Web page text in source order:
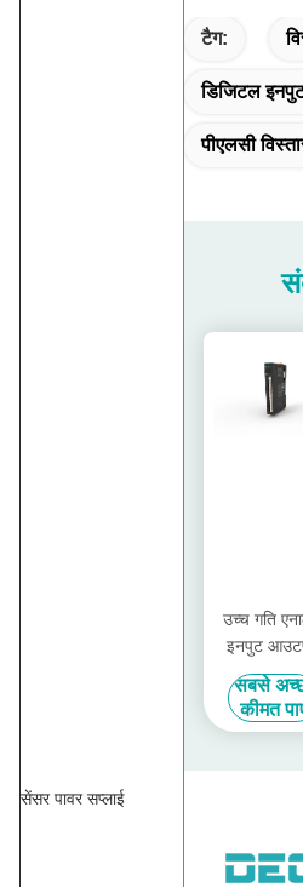
सेंसर पावर सप्लाई
टैग:
डिजिटल
पीएलसी
उच्च गति
इनपुट
मॉड्यूल 8
बिट वर्तमान
इनपुट EX-
सबसे
कीमत